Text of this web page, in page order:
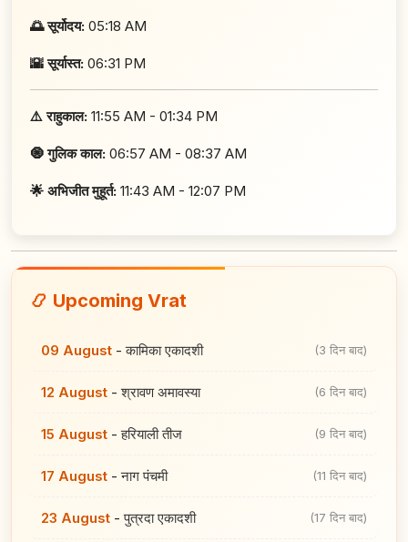
🌅 सूर्योदय: 05:18 AM
🌇 सूर्यास्त: 06:31 PM
⚠️ राहुकाल: 11:55 AM - 01:34 PM
🧿 गुलिक काल: 06:57 AM - 08:37 AM
🌟 अभिजीत मुहूर्त: 11:43 AM - 12:07 PM
📿 Upcoming Vrat
09 August -कामिका एकादशी (3 दिन बाद)
12 August -श्रावण अमावस्या (6 दिन बाद)
15 August -हरियाली तीज (9 दिन बाद)
17 August -नाग पंचमी (11 दिन बाद)
23 August -पुत्रदा एकादशी (17 दिन बाद)